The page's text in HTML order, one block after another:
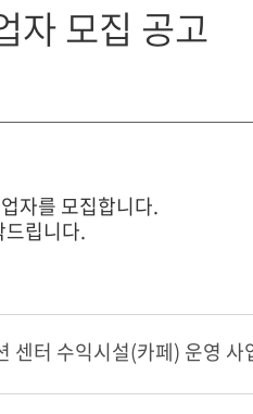
자 모집 공고
자를 모집합니다.
드립니다.
센터 수익시설(카페) 운영